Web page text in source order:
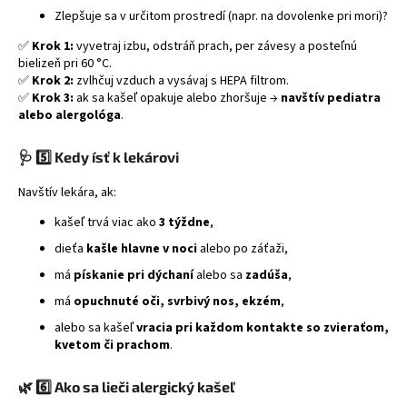
Zlepšuje sa v určitom prostredí (napr. na dovolenke pri mori)?
✅ Krok 1: vyvetraj izbu, odstráň prach, per závesy a posteľnú
bielizeň pri 60 °C.
✅ Krok 2: zvlhčuj vzduch a vysávaj s HEPA filtrom.
✅ Krok 3: ak sa kašeľ opakuje alebo zhoršuje → navštív pediatra
alebo alergológa.
🩺 5️⃣ Kedy ísť k lekárovi
Navštív lekára, ak:
kašeľ trvá viac ako 3 týždne,
dieťa kašle hlavne v noci alebo po záťaži,
má pískanie pri dýchaníalebo sa zadúša,
má opuchnuté oči, svrbivý nos, ekzém,
alebo sa kašeľvracia pri každom kontakte so zvieraťom,
kvetom či prachom.
🌿6️⃣ Ako sa lieči alergický kašeľ